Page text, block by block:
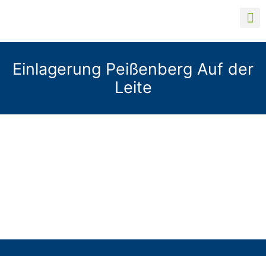
Einlagerung Peißenberg Auf der
Leite